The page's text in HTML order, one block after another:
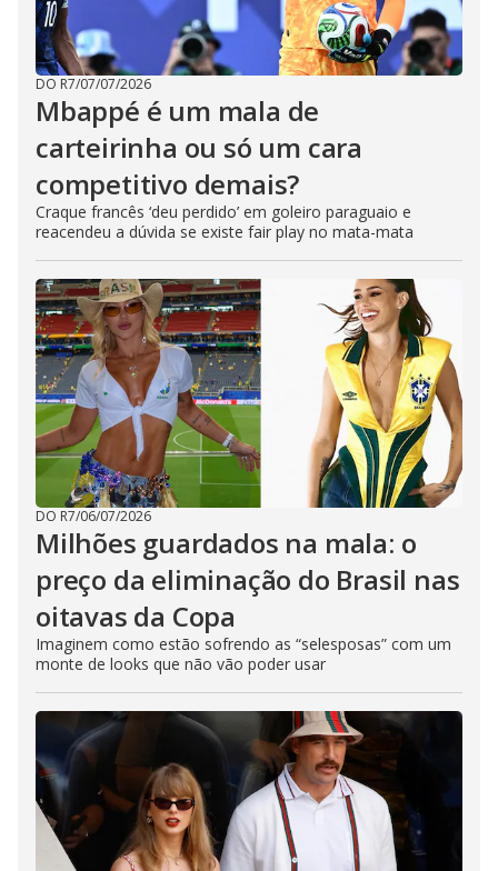
DO R7/07/07/2026
Mbappé é um mala de
carteirinha ou só um cara
competitivo demais?
Craque francês ‘deu perdido’ em goleiro paraguaio e
reacendeu a dúvida se existe fair play no mata-mata
DO R7/06/07/2026
Milhões guardados na mala: o
preço da eliminação do Brasil nas
oitavas da Copa
Imaginem como estão sofrendo as “selesposas” com um
monte de looks que não vão poder usar